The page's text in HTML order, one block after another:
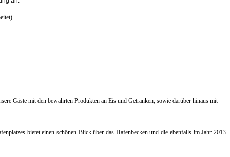
Gäste mit den bewährten Produkten an Eis und Getränken, sowie darüber hinaus mit
bietet einen schönen Blick über das Hafenbecken und die ebenfalls im Jahr 2013